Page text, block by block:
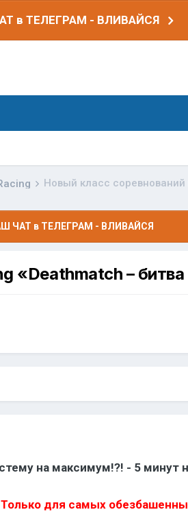
в ТЕЛЕГРАМ - ВЛИВАЙСЯ
ЧАТ в ТЕЛЕГРАМ - ВЛИВАЙСЯ
«Deathmatch –
на максимум!?! - 5 минут
Только для самых